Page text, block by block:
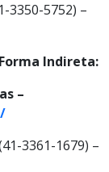
3350-5752) –
Indireta:
–
3361-1679) –